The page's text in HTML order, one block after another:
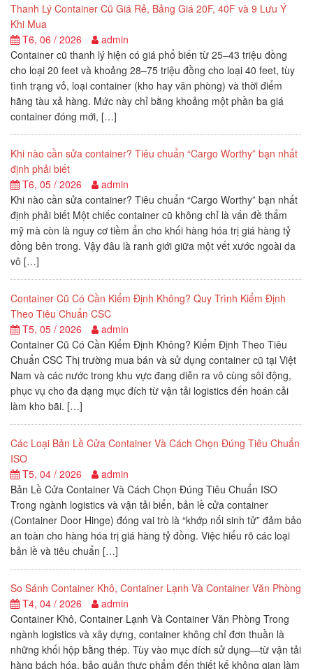
Thanh Lý Container Cũ Giá Rẻ, Bảng Giá 20F, 40F và 9 Lưu Ý
Khi Mua
T6, 06 / 2026
admin
Container cũ thanh lý hiện có giá phổ biến từ 25–43 triệu đồng
cho loại 20 feet và khoảng 28–75 triệu đồng cho loại 40 feet, tùy
tình trạng vỏ, loại container (kho hay văn phòng) và thời điểm
hãng tàu xả hàng. Mức này chỉ bằng khoảng một phần ba giá
container đóng mới, […]
Khi nào cần sửa container? Tiêu chuẩn “Cargo Worthy” bạn nhất
định phải biết
T6, 05 / 2026
admin
Khi nào cần sửa container? Tiêu chuẩn “Cargo Worthy” bạn nhất
định phải biết Một chiếc container cũ không chỉ là vấn đề thẩm
mỹ mà còn là nguy cơ tiềm ẩn cho khối hàng hóa trị giá hàng tỷ
đồng bên trong. Vậy đâu là ranh giới giữa một vết xước ngoài da
vô […]
Container Cũ Có Cần Kiểm Định Không? Quy Trình Kiểm Định
Theo Tiêu Chuẩn CSC
T5, 05 / 2026
admin
Container Cũ Có Cần Kiểm Định Không? Kiểm Định Theo Tiêu
Chuẩn CSC Thị trường mua bán và sử dụng container cũ tại Việt
Nam và các nước trong khu vực đang diễn ra vô cùng sôi động,
phục vụ cho đa dạng mục đích từ vận tải logistics đến hoán cải
làm kho bãi. […]
Các Loại Bản Lề Cửa Container Và Cách Chọn Đúng Tiêu Chuẩn
ISO
T5, 04 / 2026
admin
Bản Lề Cửa Container Và Cách Chọn Đúng Tiêu Chuẩn ISO
Trong ngành logistics và vận tải biển, bản lề cửa container
(Container Door Hinge) đóng vai trò là “khớp nối sinh tử” đảm bảo
an toàn cho hàng hóa trị giá hàng tỷ đồng. Việc hiểu rõ các loại
bản lề và tiêu chuẩn […]
So Sánh Container Khô, Container Lạnh Và Container Văn Phòng
T4, 04 / 2026
admin
Container Khô, Container Lạnh Và Container Văn Phòng Trong
ngành logistics và xây dựng, container không chỉ đơn thuần là
những khối hộp bằng thép. Tùy vào mục đích sử dụng—từ vận tải
hàng bách hóa, bảo quản thực phẩm đến thiết kế không gian làm